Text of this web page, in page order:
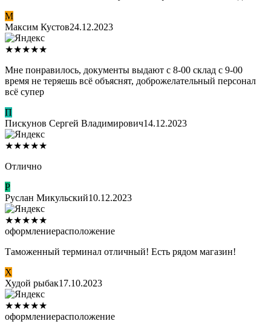
М
Максим Кустов24.12.2023
★★★★★
Мне понравилось, документы выдают с 8-00 склад с 9-00
время не теряешь всё объяснят, доброжелательный персонал
всё супер
П
Пискунов Сергей Владимирович14.12.2023
★★★★★
Отлично
Р
Руслан Микульский10.12.2023
★★★★★
оформлениерасположение
Таможенный терминал отличный! Есть рядом магазин!
Х
Худой рыбак17.10.2023
★★★★★
оформлениерасположение